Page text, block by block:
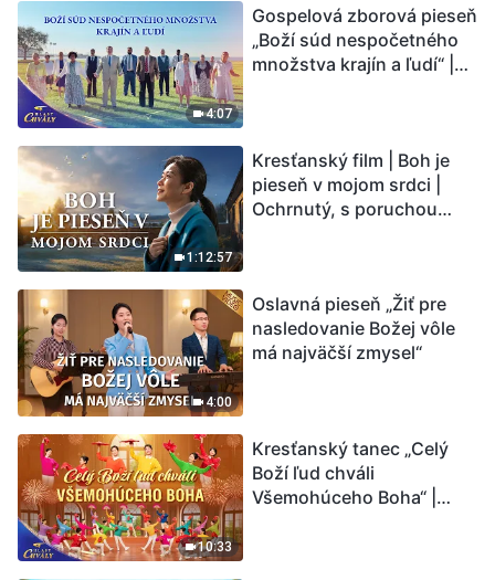
Ľudstvu sa začína
odpočítavať čas. Našli ste
spôsob, ako prežiť?
4:07
Gospelová zborová pieseň
„Boží súd nespočetného
množstva krajín a ľudí“ |
1:12:57
Kresťanský film | Boh je
pieseň v mojom srdci |
Ochrnutý, s poruchou
4:00
Oslavná pieseň „Žiť pre
nasledovanie Božej vôle
má najväčší zmysel“
10:33
Kresťanský tanec „Celý
Boží ľud chváli
Všemohúceho Boha“ |